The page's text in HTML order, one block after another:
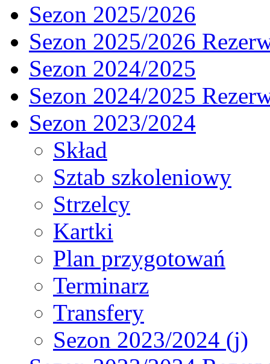
Sezon 2025/2026
Sezon 2025/2026
Sezon 2024/2025
Sezon 2024/2025
Sezon 2023/2024
Skład
Sztab szkoleniowy
Strzelcy
Kartki
Plan przygotowań
Terminarz
Transfery
Sezon 2023/2024 (j)